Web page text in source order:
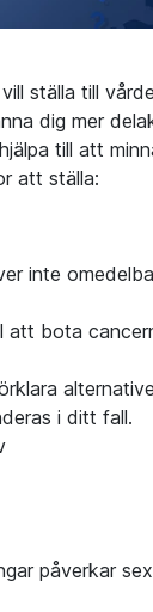
ställa till
dig mer
till att
att ställa:
inte
att bota
i ditt fall.
påverkar